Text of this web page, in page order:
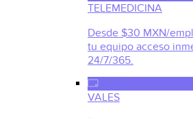
TELEMEDICINA
Desde $30 MXN/
tu equipo acceso
24/7/365.
VALES